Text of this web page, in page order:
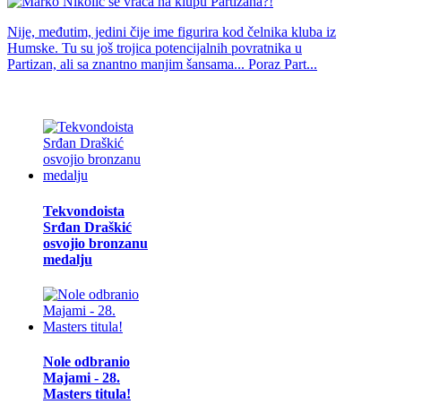
Nije, međutim, jedini čije ime figurira kod čelnika kluba iz
Humske. Tu su još trojica potencijalnih povratnika u
Partizan, ali sa znantno manjim šansama... Poraz Part...
Tekvondoista
Srđan Draškić
osvojio bronzanu
medalju
Nole odbranio
Majami - 28.
Masters titula!